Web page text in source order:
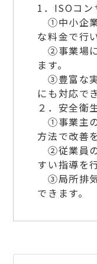
1．ISOコン
①中小企
な料金で行
②事業場
ます。
③豊富な
にも対応で
２．安全衛
①事業主
方法で改善
②従業員
すい指導を
③局所排
できます。